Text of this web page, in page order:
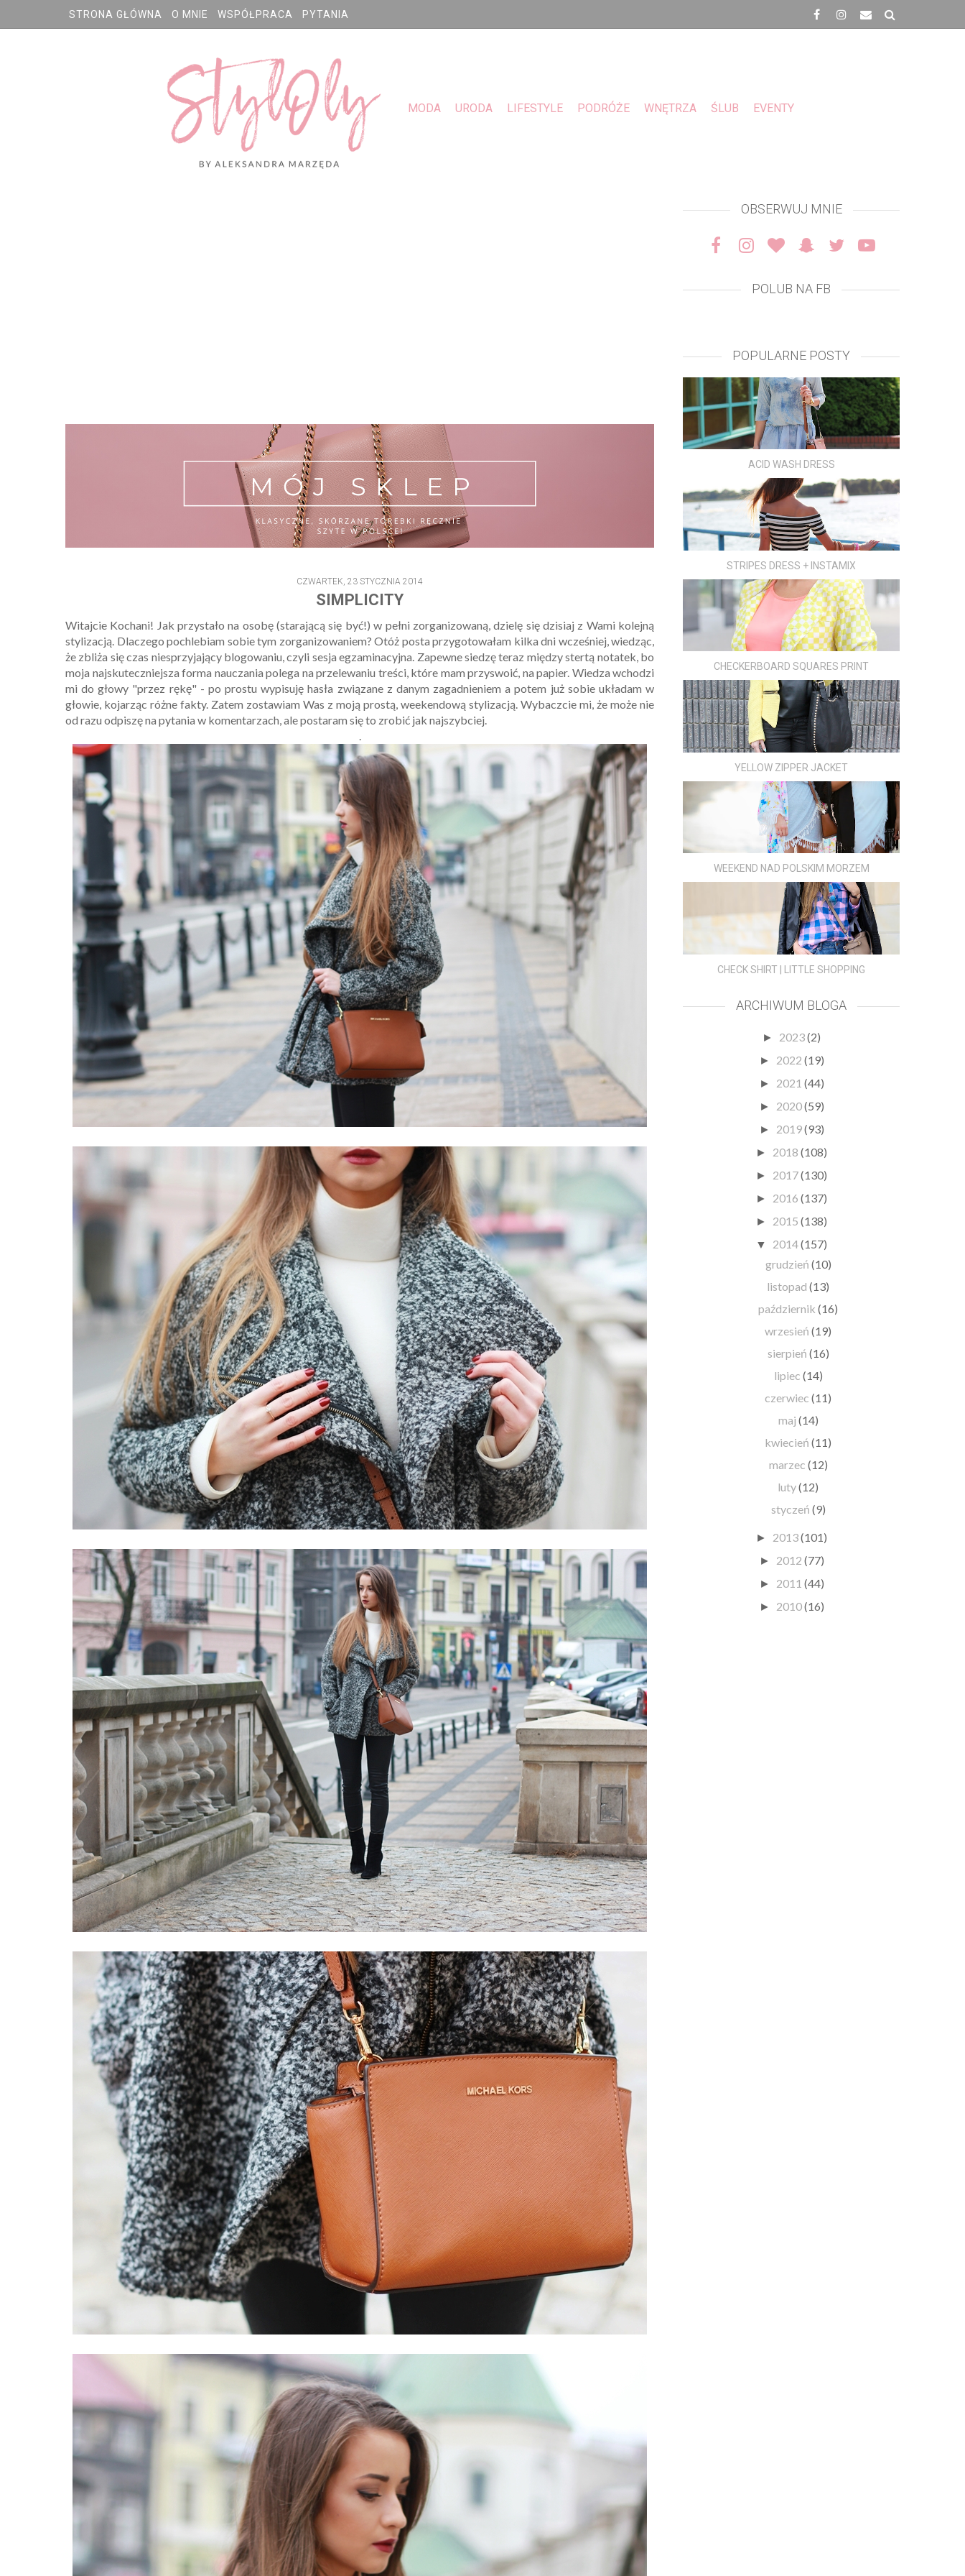
STRONA GŁÓWNA O MNIE WSPÓŁPRACA PYTANIA
MODA URODA LIFESTYLE PODRÓŻE WNĘTRZA ŚLUB EVENTY
CZWARTEK, 23 STYCZNIA 2014
SIMPLICITY
Witajcie Kochani! Jak przystało na osobę (starającą się być!) w pełni zorganizowaną, dzielę się dzisiaj z Wami kolejną
stylizacją. Dlaczego pochlebiam sobie tym zorganizowaniem? Otóż posta przygotowałam kilka dni wcześniej, wiedząc,
że zbliża się czas niesprzyjający blogowaniu, czyli sesja egzaminacyjna. Zapewne siedzę teraz między stertą notatek, bo
moja najskuteczniejsza forma nauczania polega na przelewaniu treści, które mam przyswoić, na papier. Wiedza wchodzi
mi do głowy "przez rękę" - po prostu wypisuję hasła związane z danym zagadnieniem a potem już sobie układam w
głowie, kojarząc różne fakty. Zatem zostawiam Was z moją prostą, weekendową stylizacją. Wybaczcie mi, że może nie
od razu odpiszę na pytania w komentarzach, ale postaram się to zrobić jak najszybciej.
OBSERWUJ MNIE
POLUB NA FB
POPULARNE POSTY
ACID WASH DRESS
STRIPES DRESS + INSTAMIX
CHECKERBOARD SQUARES PRINT
YELLOW ZIPPER JACKET
WEEKEND NAD POLSKIM MORZEM
CHECK SHIRT | LITTLE SHOPPING
ARCHIWUM BLOGA
► 2023(2)
► 2022 (19)
► 2021 (44)
► 2020(59)
► 2019(93)
► 2018 (108)
► 2017(130)
► 2016 (137)
► 2015 (138)
▼ 2014(157)
grudzień (10)
listopad(13)
październik(16)
wrzesień(19)
sierpień (16)
lipiec (14)
czerwiec(11)
maj (14)
kwiecień(11)
marzec (12)
luty(12)
styczeń (9)
► 2013(101)
► 2012 (77)
► 2011 (44)
► 2010(16)